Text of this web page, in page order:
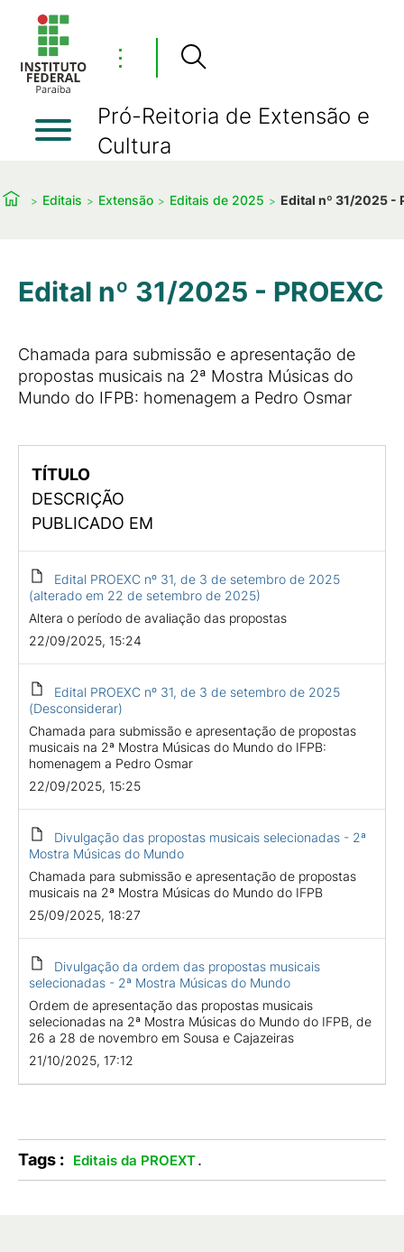
⋮
Pró-Reitoria de Extensão e
Cultura
Editais Extensão Editais de 2025 Edital nº 31/2025 -
Edital nº 31/2025 - PROEXC
Chamada para submissão e apresentação de
propostas musicais na 2ª Mostra Músicas do
Mundo do IFPB: homenagem a Pedro Osmar
TÍTULO
DESCRIÇÃO
PUBLICADO EM
Edital PROEXC nº 31, de 3 de setembro de 2025
(alterado em 22 de setembro de 2025)
Altera o período de avaliação das propostas
22/09/2025, 15:24
Edital PROEXC nº 31, de 3 de setembro de 2025
(Desconsiderar)
Chamada para submissão e apresentação de propostas
musicais na 2ª Mostra Músicas do Mundo do IFPB:
homenagem a Pedro Osmar
22/09/2025, 15:25
Divulgação das propostas musicais selecionadas - 2ª
Mostra Músicas do Mundo
Chamada para submissão e apresentação de propostas
musicais na 2ª Mostra Músicas do Mundo do IFPB
25/09/2025, 18:27
Divulgação da ordem das propostas musicais
selecionadas - 2ª Mostra Músicas do Mundo
Ordem de apresentação das propostas musicais
selecionadas na 2ª Mostra Músicas do Mundo do IFPB, de
26 a 28 de novembro em Sousa e Cajazeiras
21/10/2025, 17:12
Tags : Editais da PROEXT.